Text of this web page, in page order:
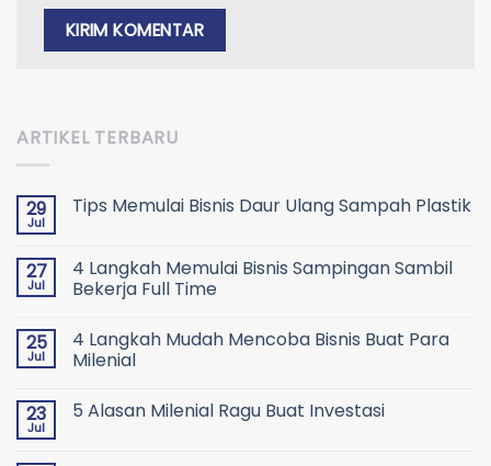
ARTIKEL TERBARU
29
Jul
Tips Memulai Bisnis Daur Ulang Sampah Plastik
27
Jul
4 Langkah Memulai Bisnis Sampingan Sambil
Bekerja Full Time
25
Jul
4 Langkah Mudah Mencoba Bisnis Buat Para
Milenial
23
Jul
5 Alasan Milenial Ragu Buat Investasi